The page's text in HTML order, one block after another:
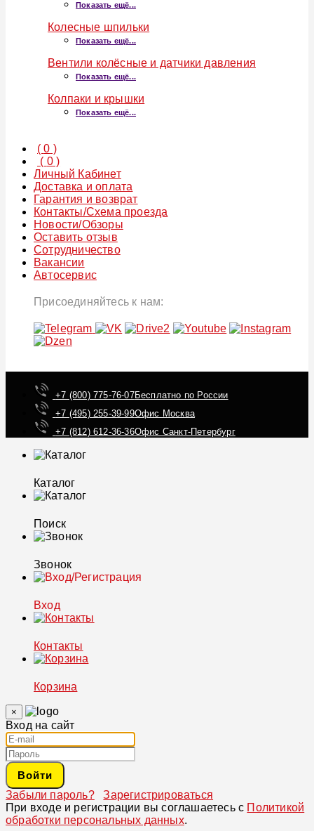
Показать ещё...
Колесные шпильки
Показать ещё...
Вентили колёсные и датчики давления
Показать ещё...
Колпаки и крышки
Показать ещё...
(0 )
( 0)
Личный Кабинет
Доставка и оплата
Гарантия и возврат
Контакты/Схема проезда
Новости/Обзоры
Оставить отзыв
Сотрудничество
Вакансии
Автосервис
Присоединяйтесь к нам:
+7 (800) 775-76-07Бесплатно по России
+7 (495) 255-39-99Офис Москва
+7 (812) 612-36-36Офис Санкт-Петербург
Каталог
Поиск
Звонок
Вход
Контакты
Корзина
×
Вход на сайт
Войти
Забыли пароль?
Зарегистрироваться
При входе и регистрации вы соглашаетесь с Политикой
обработки персональных данных.